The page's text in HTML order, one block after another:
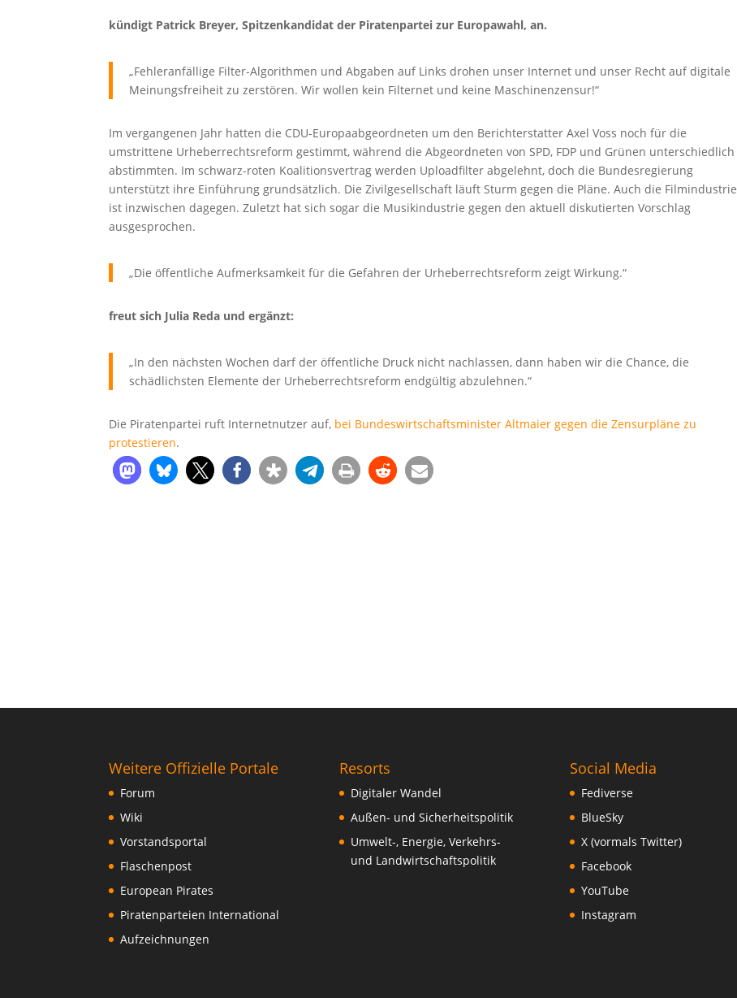
kündigt Patrick Breyer, Spitzenkandidat der Piratenpartei zur Europawahl, an.
„Fehleranfällige Filter-Algorithmen und Abgaben auf Links drohen unser Internet und unser Recht auf digitale
Meinungsfreiheit zu zerstören. Wir wollen kein Filternet und keine Maschinenzensur!“
Im vergangenen Jahr hatten die CDU-Europaabgeordneten um den Berichterstatter Axel Voss noch für die
umstrittene Urheberrechtsreform gestimmt, während die Abgeordneten von SPD, FDP und Grünen unterschiedlich
abstimmten. Im schwarz-roten Koalitionsvertrag werden Uploadfilter abgelehnt, doch die Bundesregierung
unterstützt ihre Einführung grundsätzlich. Die Zivilgesellschaft läuft Sturm gegen die Pläne. Auch die Filmindustrie
ist inzwischen dagegen. Zuletzt hat sich sogar die Musikindustrie gegen den aktuell diskutierten Vorschlag
ausgesprochen.
„Die öffentliche Aufmerksamkeit für die Gefahren der Urheberrechtsreform zeigt Wirkung.“
freut sich Julia Reda und ergänzt:
„In den nächsten Wochen darf der öffentliche Druck nicht nachlassen, dann haben wir die Chance, die
schädlichsten Elemente der Urheberrechtsreform endgültig abzulehnen.“
Die Piratenpartei ruft Internetnutzer auf, bei Bundeswirtschaftsminister Altmaier gegen die Zensurpläne zu
protestieren.
Weitere Offizielle Portale
Forum
Wiki
Vorstandsportal
Flaschenpost
European Pirates
Piratenparteien International
Aufzeichnungen
Resorts
Digitaler Wandel
Außen- und Sicherheitspolitik
Umwelt-, Energie, Verkehrs-
und Landwirtschaftspolitik
Social Media
Fediverse
BlueSky
X (vormals Twitter)
Facebook
YouTube
Instagram